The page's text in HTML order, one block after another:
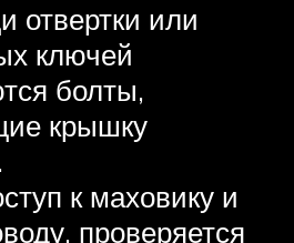
отвертки или
ключей
болты,
крышку
к маховику и
проверяется